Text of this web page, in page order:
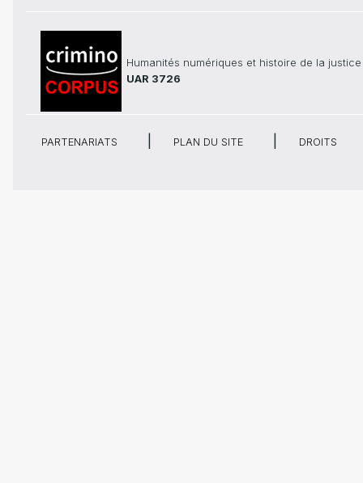
Humanités numériques et histoire de la justice
UAR 3726
PARTENARIATS PLAN DU SITE DROITS